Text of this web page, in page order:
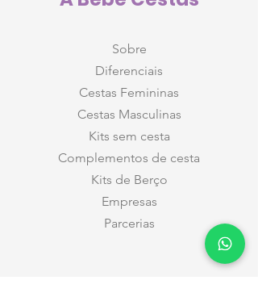
Sobre
Diferenciais
Cestas Femininas
Cestas Masculinas
Kits sem cesta
Complementos de cesta
Kits de Berço
Empresas
Parcerias